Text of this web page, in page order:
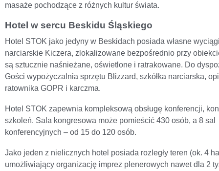
masaże pochodzące z różnych kultur świata.
Hotel w sercu Beskidu Śląskiego
Hotel STOK jako jedyny w Beskidach posiada własne
narciarskie Kiczera, zlokalizowane bezpośrednio przy
są sztucznie naśnieżane, oświetlone i ratrakowane. Do
Gości wypożyczalnia sprzętu Blizzard, szkółka narciarska,
ratownika GOPR i karczma.
Hotel STOK zapewnia kompleksową obsługę konferencji,
szkoleń. Sala kongresowa może pomieścić 430 osób, a 8 sal
konferencyjnych – od 15 do 120 osób.
Jako jeden z nielicznych hotel posiada rozległy teren (ok. 4
umożliwiający organizację imprez plenerowych nawet dla 2